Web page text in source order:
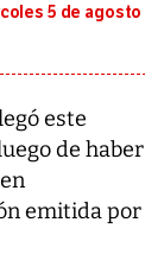
5 de agosto
este
de haber
emitida por